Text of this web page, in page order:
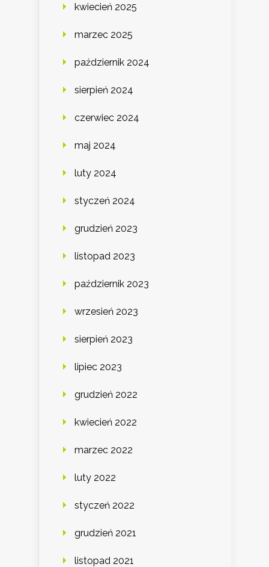
kwiecień 2025
marzec 2025
październik 2024
sierpień 2024
czerwiec 2024
maj 2024
luty 2024
styczeń 2024
grudzień 2023
listopad 2023
październik 2023
wrzesień 2023
sierpień 2023
lipiec 2023
grudzień 2022
kwiecień 2022
marzec 2022
luty 2022
styczeń 2022
grudzień 2021
listopad 2021